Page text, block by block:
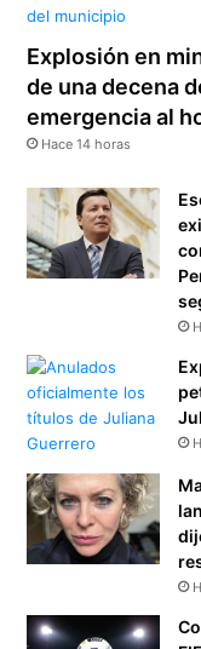
Explosión en
de una decena
emergencia al
Hace 14 horas